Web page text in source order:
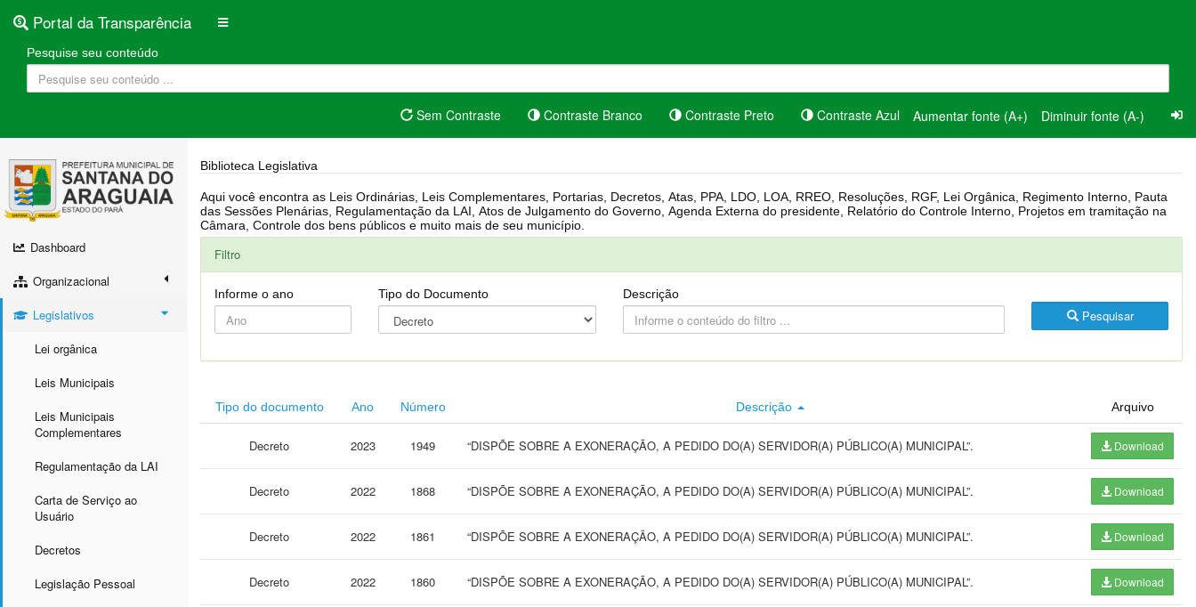
Portal da Transparência
Pesquise seu conteúdo
Sem Contraste Contraste Branco Contraste Preto Contraste Azul Aumentar fonte (A+) Diminuir fonte (A-)
Dashboard
Organizacional
Legislativos
Lei orgânica
Leis Municipais
Leis Municipais
Complementares
Regulamentação da LAI
Carta de Serviço ao
Usuário
Decretos
Legislação Pessoal
Biblioteca Legislativa
Aqui você encontra as Leis Ordinárias, Leis Complementares, Portarias, Decretos, Atas, PPA, LDO, LOA, RREO, Resoluções, RGF, Lei Orgânica, Regimento Interno, Pauta
das Sessões Plenárias, Regulamentação da LAI, Atos de Julgamento do Governo, Agenda Externa do presidente, Relatório do Controle Interno, Projetos em tramitação na
Câmara, Controle dos bens públicos e muito mais de seu município.
Filtro
Informe o ano Tipo do Documento Descrição
Pesquisar
Tipo do documento Ano Número Descrição Arquivo
Decreto 2023 1949 “DISPÕE SOBRE A EXONERAÇÃO, A PEDIDO DO(A) SERVIDOR(A) PÚBLICO(A) MUNICIPAL”. Download
Decreto 2022 1868 “DISPÕE SOBRE A EXONERAÇÃO, A PEDIDO DO(A) SERVIDOR(A) PÚBLICO(A) MUNICIPAL”. Download
Decreto 2022 1861 “DISPÕE SOBRE A EXONERAÇÃO, A PEDIDO DO(A) SERVIDOR(A) PÚBLICO(A) MUNICIPAL”. Download
Decreto 2022 1860 “DISPÕE SOBRE A EXONERAÇÃO, A PEDIDO DO(A) SERVIDOR(A) PÚBLICO(A) MUNICIPAL”. Download